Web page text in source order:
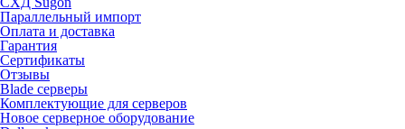
Параллельный импорт
Оплата и доставка
Гарантия
Сертификаты
Отзывы
Blade серверы
Комплектующие для серверов
Новое серверное оборудование